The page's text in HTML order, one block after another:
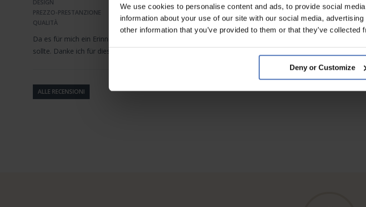
We use cookies to personalise content and ads, to provide social
information about your use of our site with our social media,
other information that you’ve provided to them or that they’ve
Deny or Customize
DESIGN
PREZZO-PRESTANZIONE
QUALITÀ
Da es für mich ein Erinnerungsstück an meine geliebten Eltern und meine Zeit in der Schweiz sein soll
sollte. Danke ich für diese schöne Uhr.
ALLE RECENSIONI